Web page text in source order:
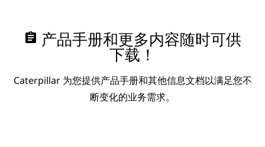
assignment 产品手册和更多内容随时可供
下载！
Caterpillar 为您提供产品手册和其他信息文档以满足您不
断变化的业务需求。